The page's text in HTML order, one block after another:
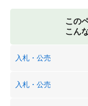
この
こん
入札・公売
入札・公売